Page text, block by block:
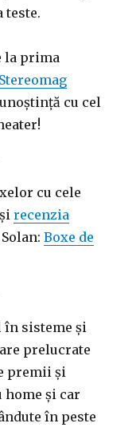
teste.
la prima
cu cel
cu cele
șirecenzia
Boxe de
sisteme și
prelucrate
premii și
și car
în peste